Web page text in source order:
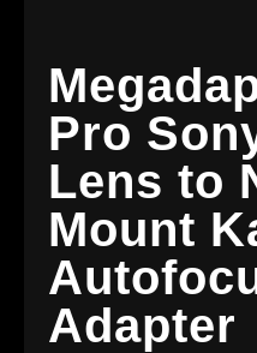
Pro
Lens to
Mount
Adapter